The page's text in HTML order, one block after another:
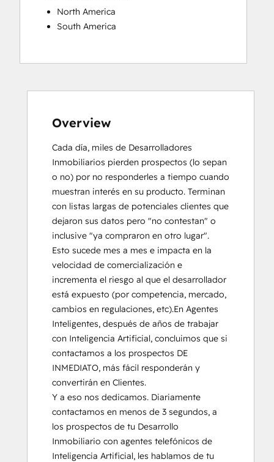
North America
South America
Overview
Cada día, miles de Desarrolladores
Inmobiliarios pierden prospectos (lo sepan
o no) por no responderles a tiempo cuando
muestran interés en su producto. Terminan
con listas largas de potenciales clientes que
dejaron sus datos pero "no contestan" o
inclusive "ya compraron en otro lugar".
Esto sucede mes a mes e impacta en la
velocidad de comercialización e
incrementa el riesgo al que el desarrollador
está expuesto (por competencia, mercado,
cambios en regulaciones, etc).En Agentes
Inteligentes, después de años de trabajar
con Inteligencia Artificial, concluimos que si
contactamos a los prospectos DE
INMEDIATO, más fácil responderán y
convertirán en Clientes.
Y a eso nos dedicamos. Diariamente
contactamos en menos de 3 segundos, a
los prospectos de tu Desarrollo
Inmobiliario con agentes telefónicos de
Inteligencia Artificial, les hablamos de tu